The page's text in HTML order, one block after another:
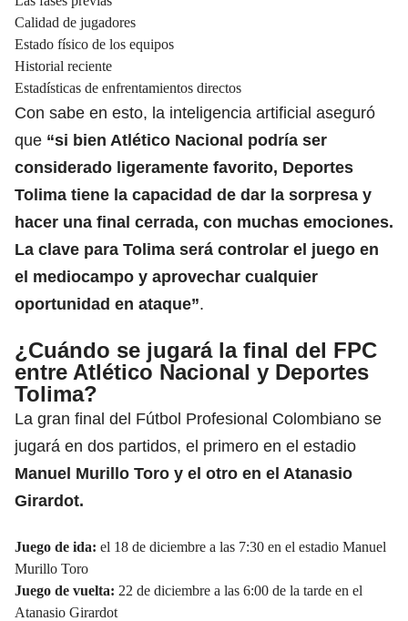
Calidad de jugadores
Estado físico de los equipos
Historial reciente
Estadísticas de enfrentamientos directos
Con sabe en esto, la inteligencia artificial aseguró
que “si bien Atlético Nacional podría ser
considerado ligeramente favorito, Deportes
Tolima tiene la capacidad de dar la sorpresa y
hacer una final cerrada, con muchas emociones.
La clave para Tolima será controlar el juego en
el mediocampo y aprovechar cualquier
oportunidad en ataque”.
¿Cuándo se jugará la final del FPC
entre Atlético Nacional y Deportes
Tolima?
La gran final del Fútbol Profesional Colombiano se
jugará en dos partidos, el primero en el estadio
Manuel Murillo Toro y el otro en el Atanasio
Girardot.
Juego de ida: el 18 de diciembre a las 7:30 en el estadio Manuel
Murillo Toro
Juego de vuelta: 22 de diciembre a las 6:00 de la tarde en el
Atanasio Girardot